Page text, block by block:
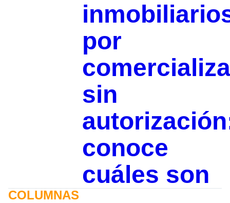
por
sin
conoce
cuáles son
COLUMNAS